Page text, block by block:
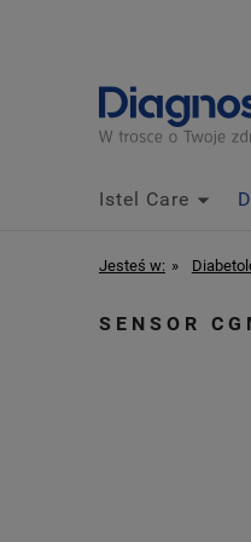
Istel Care
Jesteś w: »
SENSOR